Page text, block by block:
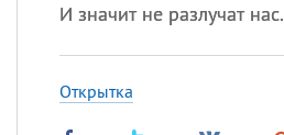
И значит не разлучат нас.
Открытка